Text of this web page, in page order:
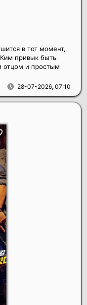
28-07-2026, 07:10
в тот момент,
Ким привык быть
отцом и простым